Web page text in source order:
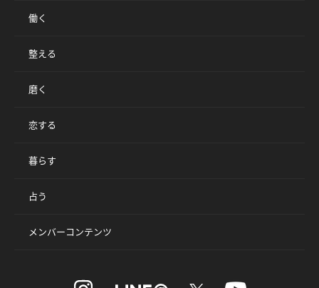
働く
整える
磨く
恋する
暮らす
占う
メンバーコンテンツ